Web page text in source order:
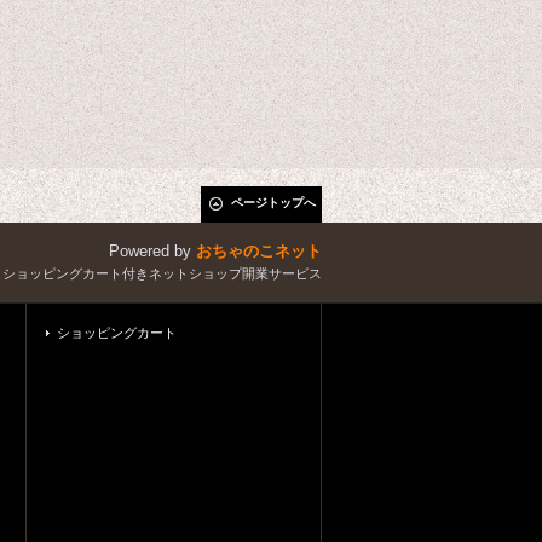
ページトップへ
Powered by おちゃのこネット
ョッピングカート付きネットショップ開業サービス
ショッピングカート